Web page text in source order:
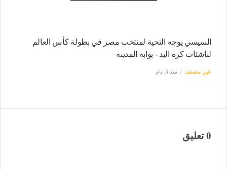
السيسي يوجه التحية لمنتخب مصر في بطولة كأس العالم
لناشئات كرة اليد - بوابة المدينة
غير مصنف منذ 3 ايام
0 تعليق